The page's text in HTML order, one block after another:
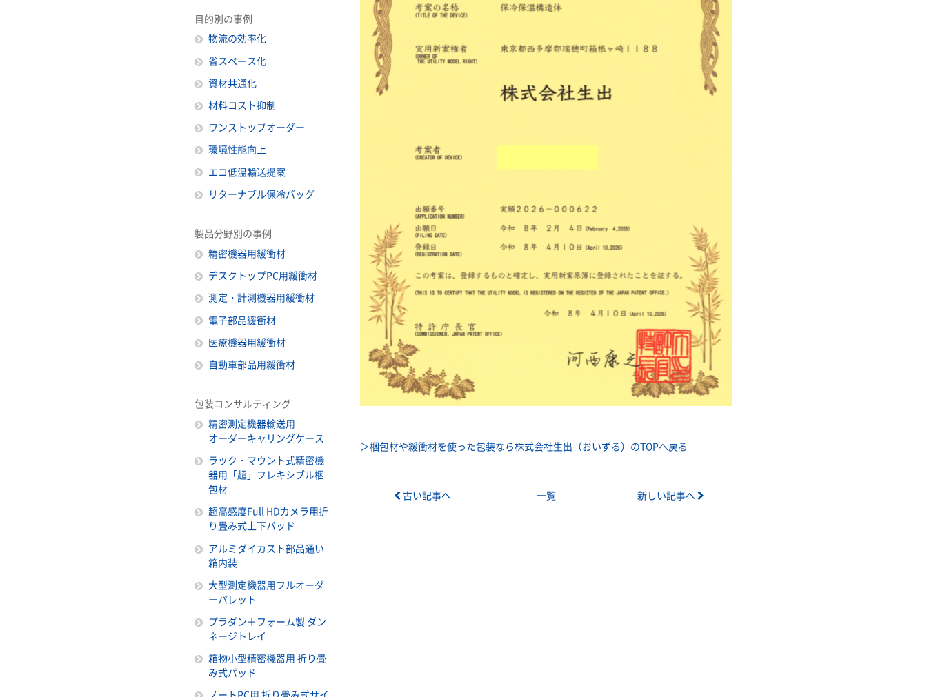
＞梱包材や緩衝材を使った包装なら株式会社生出（おいずる）のTOPへ戻る
古い記事へ 一覧 新しい記事へ
目的別の事例
物流の効率化
省スペース化
資材共通化
材料コスト抑制
ワンストップオーダー
環境性能向上
エコ低温輸送提案
リターナブル保冷バッグ
製品分野別の事例
精密機器用緩衝材
デスクトップPC用緩衝材
測定・計測機器用緩衝材
電子部品緩衝材
医療機器用緩衝材
自動車部品用緩衝材
包装コンサルティング
精密測定機器輸送用
オーダーキャリングケース
ラック・マウント式精密機
器用「超」フレキシブル梱
包材
超高感度Full HDカメラ用折
り畳み式上下パッド
アルミダイカスト部品通い
箱内装
大型測定機器用フルオーダ
ーパレット
プラダン＋フォーム製 ダン
ネージトレイ
箱物小型精密機器用 折り畳
み式パッド